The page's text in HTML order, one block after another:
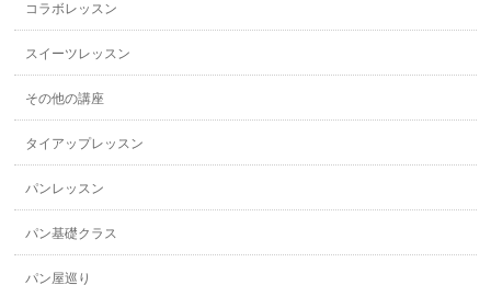
コラボレッスン
スイーツレッスン
その他の講座
タイアップレッスン
パンレッスン
パン基礎クラス
パン屋巡り